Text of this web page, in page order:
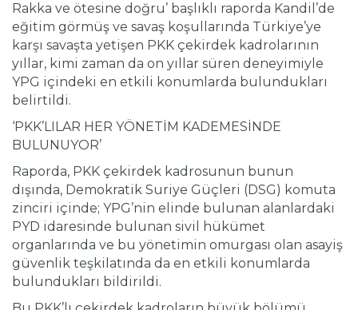
Rakka ve ötesine doğru’ başlıklı raporda Kandil’de
eğitim görmüş ve savaş koşullarında Türkiye’ye
karşı savaşta yetişen PKK çekirdek kadrolarının
yıllar, kimi zaman da on yıllar süren deneyimiyle
YPG içindeki en etkili konumlarda bulundukları
belirtildi.
‘PKK’LILAR HER YÖNETİM KADEMESİNDE
BULUNUYOR’
Raporda, PKK çekirdek kadrosunun bunun
dışında, Demokratik Suriye Güçleri (DSG) komuta
zinciri içinde; YPG’nin elinde bulunan alanlardaki
PYD idaresinde bulunan sivil hükümet
organlarında ve bu yönetimin omurgası olan asayiş
güvenlik teşkilatında da en etkili konumlarda
bulundukları bildirildi.